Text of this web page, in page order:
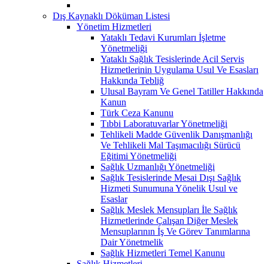
Dış Kaynaklı Döküman Listesi
Yönetim Hizmetleri
Yataklı Tedavi Kurumları İşletme
Yönetmeliği
Yataklı Sağlık Tesislerinde Acil Servis
Hizmetlerinin Uygulama Usul Ve Esasları
Hakkında Tebliğ
Ulusal Bayram Ve Genel Tatiller Hakkında
Kanun
Türk Ceza Kanunu
Tıbbi Laboratuvarlar Yönetmeliği
Tehlikeli Madde Güvenlik Danışmanlığı
Ve Tehlikeli Mal Taşımacılığı Sürücü
Eğitimi Yönetmeliği
Sağlık Uzmanlığı Yönetmeliği
Sağlık Tesislerinde Mesai Dışı Sağlık
Hizmeti Sunumuna Yönelik Usul ve
Esaslar
Sağlık Meslek Mensupları İle Sağlık
Hizmetlerinde Çalışan Diğer Meslek
Mensuplarının İş Ve Görev Tanımlarına
Dair Yönetmelik
Sağlık Hizmetleri Temel Kanunu